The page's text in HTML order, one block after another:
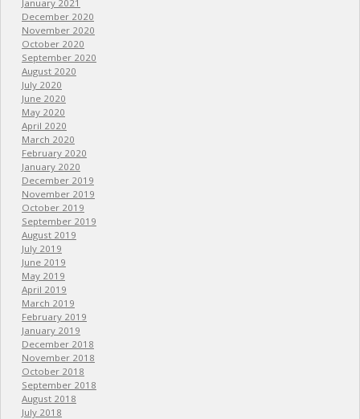
January 2021
December 2020
November 2020
October 2020
September 2020
August 2020
July 2020
June 2020
May 2020
April 2020
March 2020
February 2020
January 2020
December 2019
November 2019
October 2019
September 2019
August 2019
July 2019
June 2019
May 2019
April 2019
March 2019
February 2019
January 2019
December 2018
November 2018
October 2018
September 2018
August 2018
July 2018